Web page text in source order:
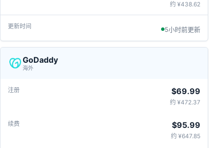
约 ¥438.62
5小时前更新
GoDaddy
海外
$69.99
约 ¥472.37
$95.99
约 ¥647.85